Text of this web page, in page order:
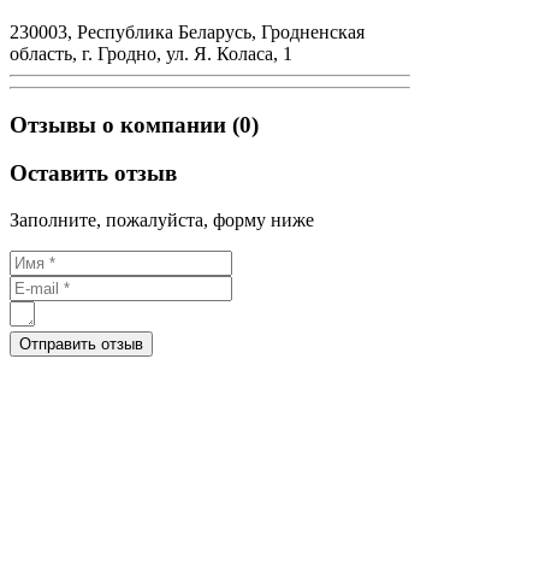
230003, Республика Беларусь, Гродненская
область, г. Гродно, ул. Я. Коласа, 1
Отзывы о компании (0)
Оставить отзыв
Заполните, пожалуйста, форму ниже